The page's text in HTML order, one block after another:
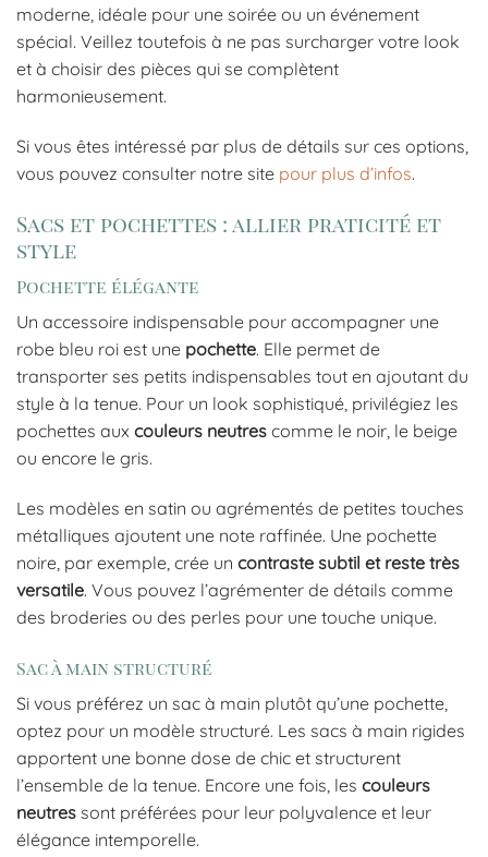
moderne, idéale pour une soirée ou un événement
spécial. Veillez toutefois à ne pas surcharger votre look
et à choisir des pièces qui se complètent
harmonieusement.
Si vous êtes intéressé par plus de détails sur ces options,
vous pouvez consulter notre site pour plus d’infos.
Sacs et pochettes : allier praticité et
style
Pochette élégante
Un accessoire indispensable pour accompagner une
robe bleu roi est une pochette. Elle permet de
transporter ses petits indispensables tout en ajoutant du
style à la tenue. Pour un look sophistiqué, privilégiez les
pochettes aux couleurs neutres comme le noir, le beige
ou encore le gris.
Les modèles en satin ou agrémentés de petites touches
métalliques ajoutent une note raffinée. Une pochette
noire, par exemple, crée un contraste subtil et reste très
versatile. Vous pouvez l’agrémenter de détails comme
des broderies ou des perles pour une touche unique.
Sac à main structuré
Si vous préférez un sac à main plutôt qu’une pochette,
optez pour un modèle structuré. Les sacs à main rigides
apportent une bonne dose de chic et structurent
l’ensemble de la tenue. Encore une fois, les couleurs
neutres sont préférées pour leur polyvalence et leur
élégance intemporelle.